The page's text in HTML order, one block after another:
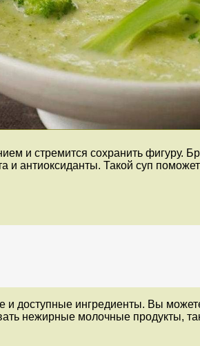
и стремится сохранить фигуру.
антиоксиданты. Такой суп
доступные ингредиенты. Вы
нежирные молочные продукты,